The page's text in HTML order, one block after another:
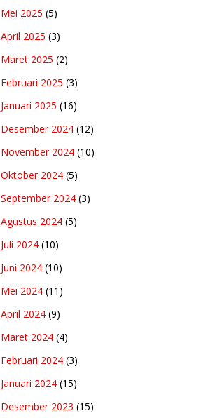
Mei 2025 (5)
April 2025 (3)
Maret 2025 (2)
Februari 2025 (3)
Januari 2025 (16)
Desember 2024(12)
November 2024(10)
Oktober 2024(5)
September 2024(3)
Agustus 2024(5)
Juli 2024(10)
Juni 2024(10)
Mei 2024(11)
April 2024(9)
Maret 2024(4)
Februari 2024(3)
Januari 2024(15)
Desember 2023 (15)